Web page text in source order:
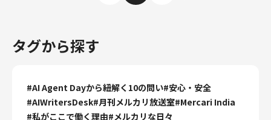
タグから探す
#AI Agent Dayから紐解く10の問い#安心・安全
#AIWritersDesk#月刊メルカリ放送室#Mercari India
#私がここで働く理由#メルカリな日々